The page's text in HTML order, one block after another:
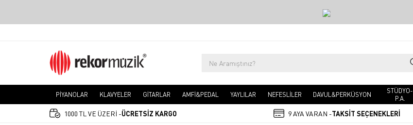
PİYANOLAR KLAVYELER GİTARLAR AMFİ&PEDAL YAYLILAR NEFESLİLER DAVUL&PERKÜSYON
STÜDYO-
P.A.
1000 TL VE ÜZERİ -ÜCRETSİZ KARGO 9 AYA VARAN -TAKSİT SEÇENEKLERİ